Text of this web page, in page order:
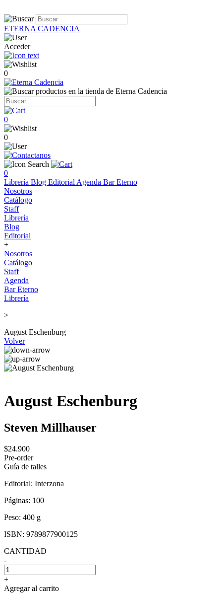
ETERNA CADENCIA
Acceder
0
0
0
0
Librería Blog Editorial Agenda Bar Eterno
Nosotros
Catálogo
Staff
Librería
Blog
Editorial
+
Nosotros
Catálogo
Staff
Agenda
Bar Eterno
Librería
>
August Eschenburg
Volver
August Eschenburg
Steven Millhauser
$24.900
Pre-order
Guía de talles
Editorial: Interzona
Páginas: 100
Peso: 400 g
ISBN: 9789877900125
CANTIDAD
-
+
Agregar al carrito